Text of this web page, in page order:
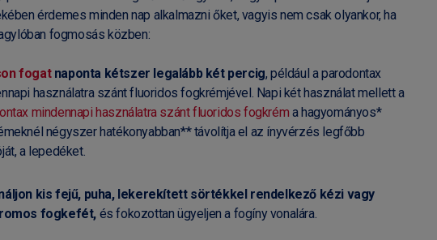
érdemes minden nap alkalmazni őket, vagyis nem csak olyankor, ha
fogmosás közben:
fogatnaponta kétszer legalább két percig, például a parodontax
használatra szánt fluoridos fogkrémjével. Napi két használat mellett a
mindennapi használatra szánt fluoridos fogkrém a hagyományos*
négyszer hatékonyabban** távolítja el az ínyvérzés legfőbb
a lepedéket.
kis fejű, puha, lekerekített sörtékkel rendelkező kézi vagy
fogkefét, és fokozottan ügyeljen a fogíny vonalára.